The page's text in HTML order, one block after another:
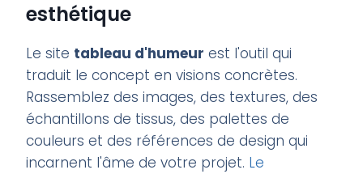
esthétique
Le site tableau d'humeur est l'outil qui
traduit le concept en visions concrètes.
Rassemblez des images, des textures, des
échantillons de tissus, des palettes de
couleurs et des références de design qui
incarnent l'âme de votre projet. Le